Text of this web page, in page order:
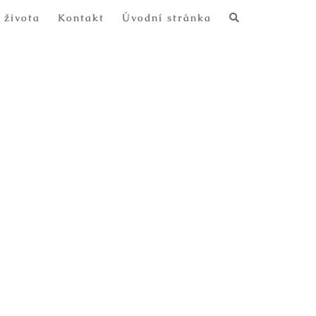
života Kontakt Úvodní stránka